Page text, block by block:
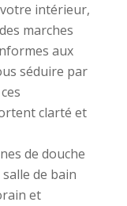
intérieur,
marches
aux
séduire par
clarté et
de douche
de bain
et